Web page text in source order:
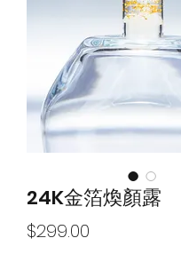
24K金箔煥顏露
$299.00